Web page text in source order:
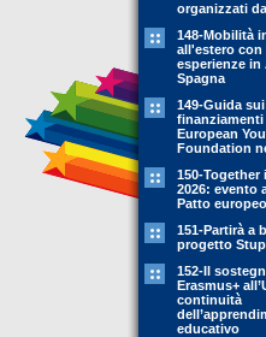
organizzati
148-Mobilità
all'estero con
esperienze in
Spagna
149-Guida sui
finanziamenti
European
Foundation
150-Together
2026: evento
Patto
151-Partirà a
progetto
152-Il
Erasmus+
continuità
educativo